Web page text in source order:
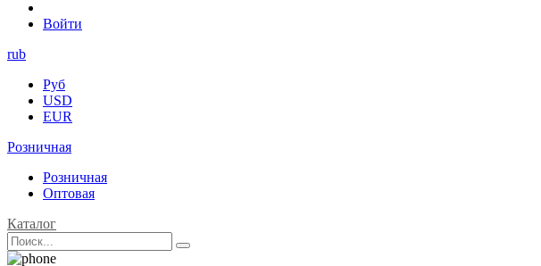
Войти
rub
Руб
USD
EUR
Розничная
Розничная
Оптовая
Каталог